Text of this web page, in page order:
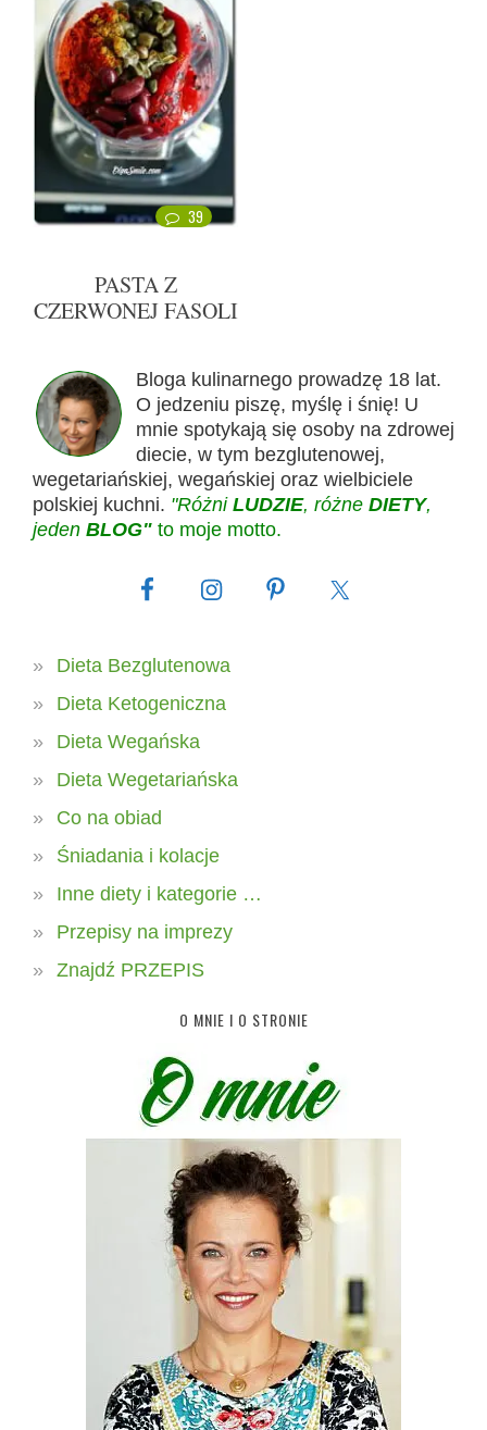
39
PASTA Z
CZERWONEJ FASOLI
Bloga kulinarnego prowadzę 18 lat.
O jedzeniu piszę, myślę i śnię! U
mnie spotykają się osoby na zdrowej
diecie, w tym bezglutenowej,
wegetariańskiej, wegańskiej oraz wielbiciele
polskiej kuchni. "Różni LUDZIE, różne DIETY,
jeden BLOG" to moje motto.
Dieta Bezglutenowa
Dieta Ketogeniczna
Dieta Wegańska
Dieta Wegetariańska
Co na obiad
Śniadania i kolacje
Inne diety i kategorie …
Przepisy na imprezy
Znajdź PRZEPIS
O MNIE I O STRONIE